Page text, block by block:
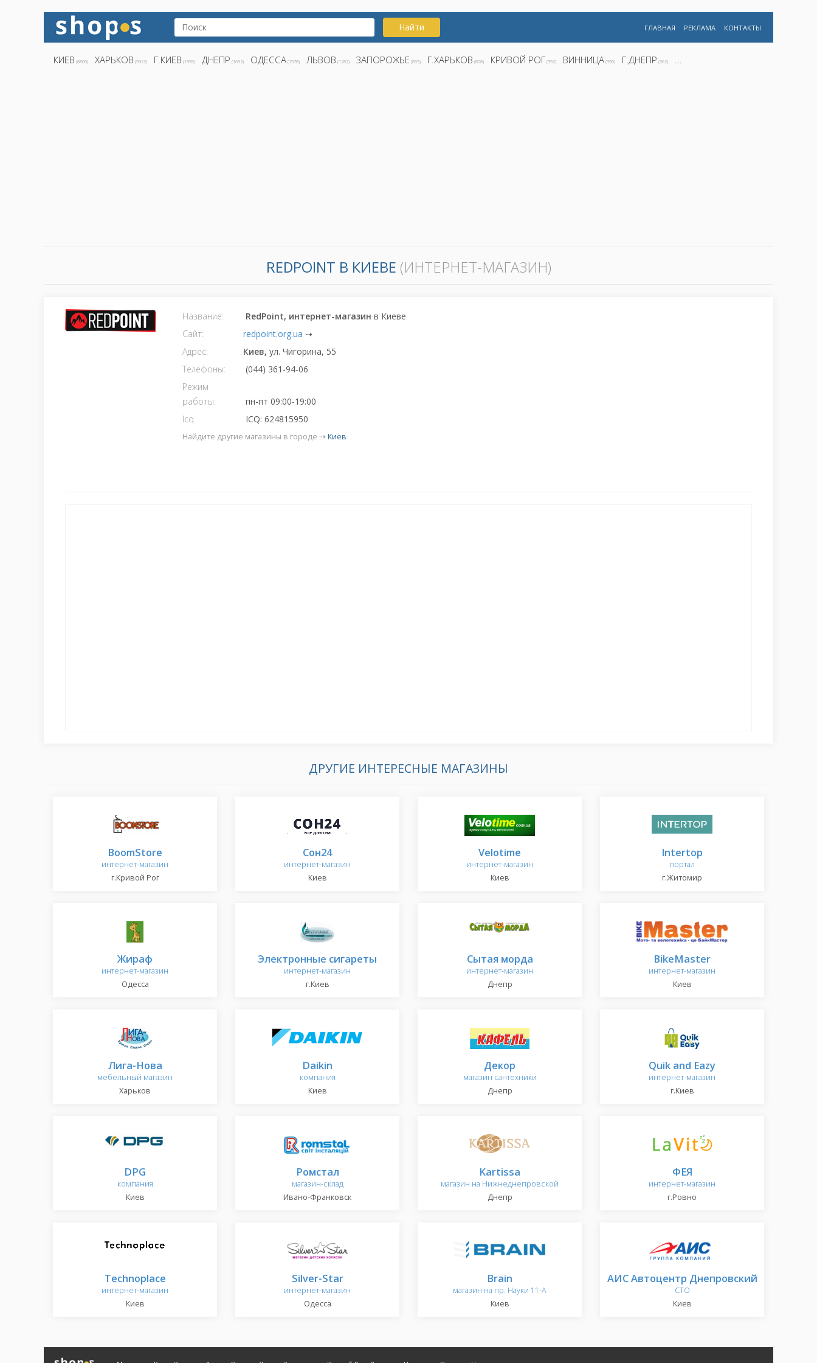
Найти ГЛАВНАЯ РЕКЛАМА КОНТАКТЫ
КИЕВ (8800) ХАРЬКОВ (5922) Г.КИЕВ (1995) ДНЕПР (1692) ОДЕССА (1578) ЛЬВОВ (1282) ЗАПОРОЖЬЕ (855) Г.ХАРЬКОВ (808) КРИВОЙ РОГ (392) ВИННИЦА (390) Г.ДНЕПР (362) ...
REDPOINT В КИЕВЕ (ИНТЕРНЕТ-МАГАЗИН)
Название: RedPoint, интернет-магазин в Киеве
Сайт:
redpoint.org.ua ⇢
Адрес:
Киев,ул. Чигорина, 55
Телефоны:
(044) 361-94-06
Режим
работы:
пн-пт 09:00-19:00
Icq
ICQ: 624815950
Найдите другие магазины в городе ⇢Киев
ДРУГИЕ ИНТЕРЕСНЫЕ МАГАЗИНЫ
BoomStore
интернет-магазин
г.Кривой Рог
Сон24
интернет-магазин
Киев
Velotime
интернет-магазин
Киев
Intertop
портал
г.Житомир
Жираф
интернет-магазин
Одесса
Электронные сигареты
интернет-магазин
г.Киев
Сытая морда
интернет-магазин
Днепр
BikeMaster
интернет-магазин
Киев
Лига-Нова
мебельный магазин
Харьков
Daikin
компания
Киев
Декор
магазин сантехники
Днепр
Quik and Eazy
интернет-магазин
г.Киев
DPG
компания
Киев
Ромстал
магазин-склад
Ивано-Франковск
Kartissa
магазин на Нижнеднепровской
Днепр
ФЕЯ
интернет-магазин
г.Ровно
Technoplace
интернет-магазин
Киев
Silver-Star
интернет-магазин
Одесса
Brain
магазин на пр. Науки 11-А
Киев
АИС Автоцентр Днепровский
СТО
Киев